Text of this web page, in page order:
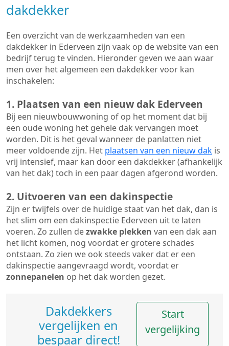
dakdekker
Een overzicht van de werkzaamheden van een
dakdekker in Ederveen zijn vaak op de website van een
bedrijf terug te vinden. Hieronder geven we aan waar
men over het algemeen een dakdekker voor kan
inschakelen:
1. Plaatsen van een nieuw dak Ederveen
Bij een nieuwbouwwoning of op het moment dat bij
een oude woning het gehele dak vervangen moet
worden. Dit is het geval wanneer de panlatten niet
meer voldoende zijn. Het plaatsen van een nieuw dak is
vrij intensief, maar kan door een dakdekker (afhankelijk
van het dak) toch in een paar dagen afgerond worden.
2. Uitvoeren van een dakinspectie
Zijn er twijfels over de huidige staat van het dak, dan is
het slim om een dakinspectie Ederveen uit te laten
voeren. Zo zullen dezwakke plekken van een dak aan
het licht komen, nog voordat er grotere schades
ontstaan. Zo zien we ook steeds vaker dat er een
dakinspectie aangevraagd wordt, voordat er
zonnepanelen op het dak worden gezet.
Dakdekkers
vergelijken en
bespaar direct!
Start
vergelijking